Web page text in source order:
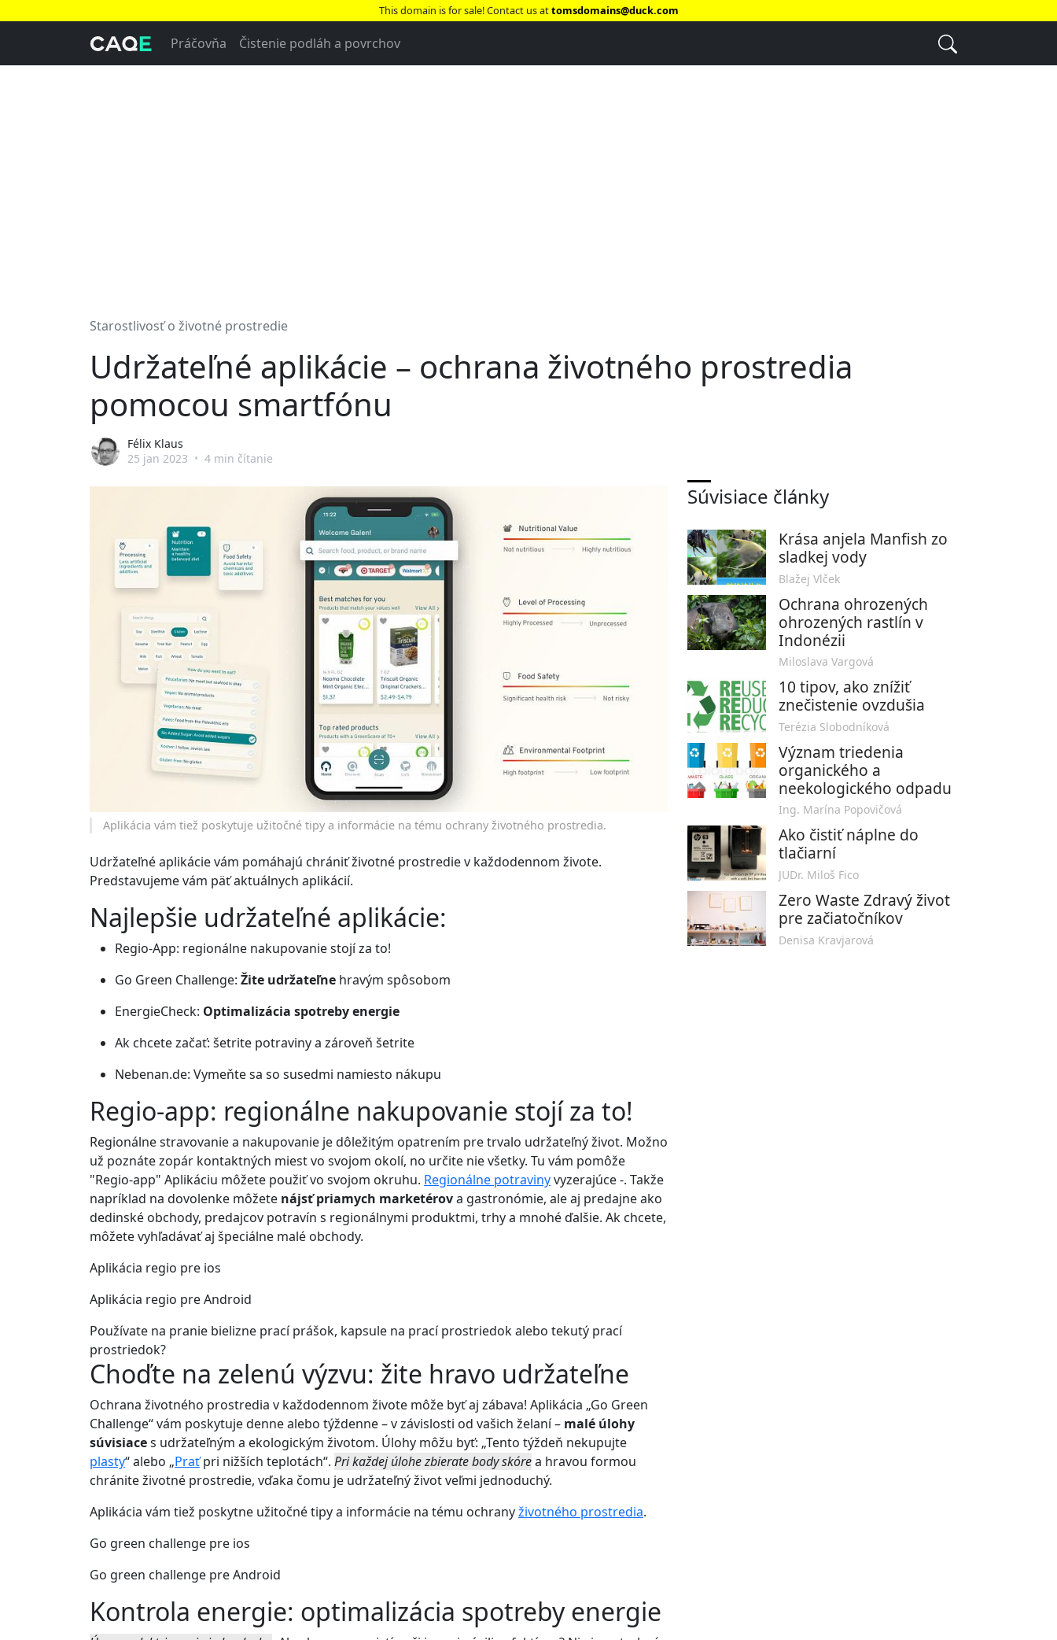
This domain is for sale! Contact us attomsdomains@duck.com
Práčovňa Čistenie podláh a povrchov
Starostlivosť o životné prostredie
Udržateľné aplikácie – ochrana životného prostredia
pomocou smartfónu
Félix Klaus
25 jan 2023 • 4 min čítanie
Aplikácia vám tiež poskytuje užitočné tipy a informácie na tému ochrany životného prostredia.
Udržateľné aplikácie vám pomáhajú chrániť životné prostredie v každodennom živote.
Predstavujeme vám päť aktuálnych aplikácií.
Najlepšie udržateľné aplikácie:
Regio-App: regionálne nakupovanie stojí za to!
Go Green Challenge: Žite udržateľne hravým spôsobom
EnergieCheck: Optimalizácia spotreby energie
Ak chcete začať: šetrite potraviny a zároveň šetrite
Nebenan.de: Vymeňte sa so susedmi namiesto nákupu
Regio-app: regionálne nakupovanie stojí za to!
Regionálne stravovanie a nakupovanie je dôležitým opatrením pre trvalo udržateľný život. Možno
už poznáte zopár kontaktných miest vo svojom okolí, no určite nie všetky. Tu vám pomôže
"Regio-app" Aplikáciu môžete použiť vo svojom okruhu. Regionálne potravinyvyzerajúce -. Takže
napríklad na dovolenke môžete nájsť priamych marketérova gastronómie, ale aj predajne ako
dedinské obchody, predajcov potravín s regionálnymi produktmi, trhy a mnohé ďalšie. Ak chcete,
môžete vyhľadávať aj špeciálne malé obchody.
Aplikácia regio pre ios
Aplikácia regio pre Android
Používate na pranie bielizne prací prášok, kapsule na prací prostriedok alebo tekutý prací
prostriedok?
Choďte na zelenú výzvu: žite hravo udržateľne
Ochrana životného prostredia v každodennom živote môže byť aj zábava! Aplikácia „Go Green
Challenge“ vám poskytuje denne alebo týždenne – v závislosti od vašich želaní – malé úlohy
súvisiaces udržateľným a ekologickým životom. Úlohy môžu byť: „Tento týždeň nekupujte
plasty“ alebo „Praťpri nižších teplotách“. Pri každej úlohe zbierate body skórea hravou formou
chránite životné prostredie, vďaka čomu je udržateľný život veľmi jednoduchý.
Aplikácia vám tiež poskytne užitočné tipy a informácie na tému ochranyživotného prostredia.
Go green challenge pre ios
Go green challenge pre Android
Kontrola energie: optimalizácia spotreby energie
Súvisiace články
Krása anjela Manfish zo
sladkej vody
Blažej Vlček
Ochrana ohrozených
ohrozených rastlín v
Indonézii
Miloslava Vargová
10 tipov, ako znížiť
znečistenie ovzdušia
Terézia Slobodníková
Význam triedenia
organického a
neekologického odpadu
Ing. Marína Popovičová
Ako čistiť náplne do
tlačiarní
JUDr. Miloš Fico
Zero Waste Zdravý život
pre začiatočníkov
Denisa Kravjarová